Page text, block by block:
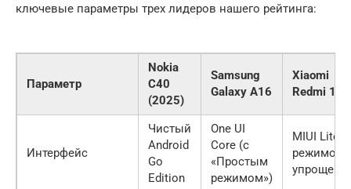
ключевые параметры трех лидеров нашего рейтинга:
Параметр
Nokia
C40
(2025)
Samsung
Galaxy A16
Xiaomi
Redmi 14A
Интерфейс
Чистый
Android
Go
Edition
One UI
Core (с
«Простым
режимом»)
MIUI Lite
режимом